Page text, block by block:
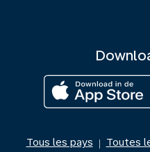
Tous les pays | Toutes